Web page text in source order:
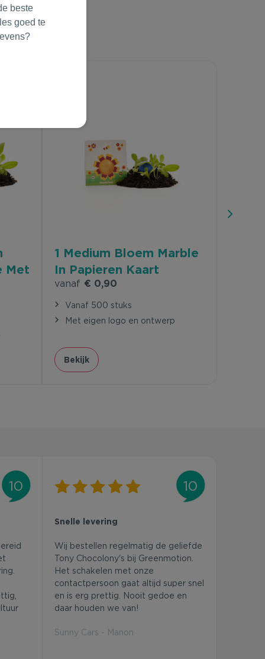
Met
1 Medium Bloem Marble
In Papieren Kaart
vanaf € 0,90
Vanaf 500 stuks
Met eigen logo en ontwerp
Bekijk
10 10
Snelle levering
Wij bestellen regelmatig de geliefde
Tony Chocolony's bij Greenmotion.
Het schakelen met onze
contactpersoon gaat altijd super snel
en is erg prettig. Nooit gedoe en
daar houden we van!
Sunny Cars - Manon
beste
goed te